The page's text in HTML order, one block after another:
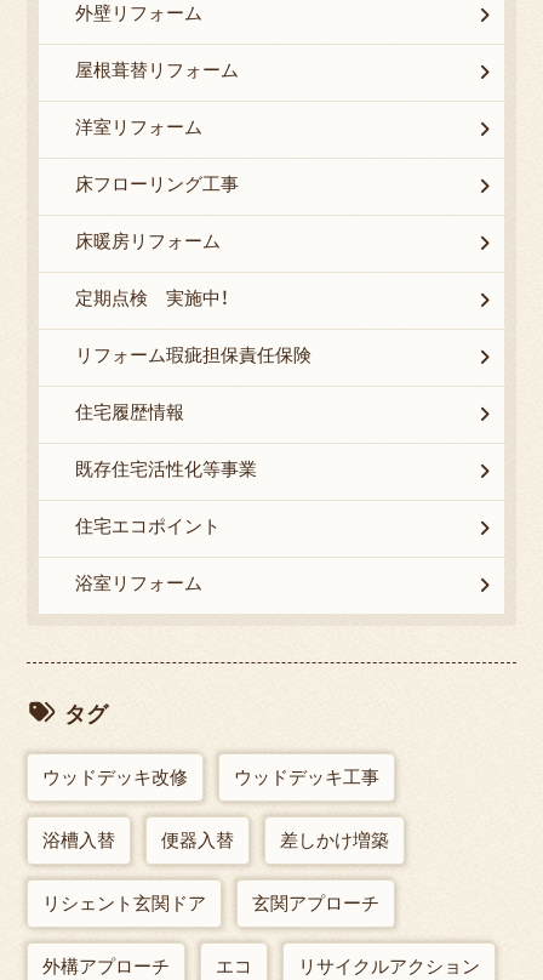
外壁リフォーム
屋根葺替リフォーム
洋室リフォーム
床フローリング工事
床暖房リフォーム
定期点検 実施中！
リフォーム瑕疵担保責任保険
住宅履歴情報
既存住宅活性化等事業
住宅エコポイント
浴室リフォーム
タグ
ウッドデッキ改修 ウッドデッキ工事
浴槽入替 便器入替 差しかけ増築
リシェント玄関ドア 玄関アプローチ
外構アプローチ エコ リサイクルアクション